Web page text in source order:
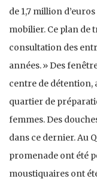
de 1,7 million
mobilier. Ce plan de
consultation des
années. » Des
centre de détention,
quartier de
femmes. Des
dans ce dernier. Au
promenade ont été
moustiquaires ont